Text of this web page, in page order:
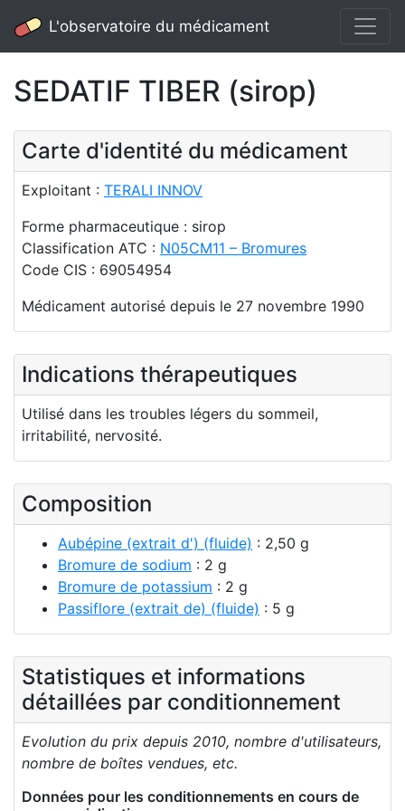
L'observatoire du médicament
SEDATIF TIBER (sirop)
Carte d'identité du médicament
Exploitant : TERALI INNOV
Forme pharmaceutique : sirop
Classification ATC : N05CM11 – Bromures
Code CIS : 69054954
Médicament autorisé depuis le 27 novembre 1990
Indications thérapeutiques
Utilisé dans les troubles légers du sommeil,
irritabilité, nervosité.
Composition
Aubépine (extrait d') (fluide) : 2,50 g
Bromure de sodium : 2 g
Bromure de potassium : 2 g
Passiflore (extrait de) (fluide) : 5 g
Statistiques et informations
détaillées par conditionnement
Evolution du prix depuis 2010, nombre d'utilisateurs,
nombre de boîtes vendues, etc.
Données pour les conditionnements en cours de